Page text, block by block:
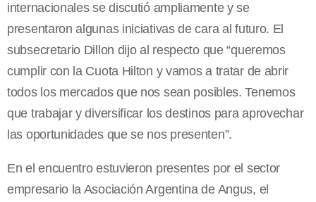
internacionales se discutió ampliamente y se
presentaron algunas iniciativas de cara al futuro. El
subsecretario Dillon dijo al respecto que “queremos
cumplir con la Cuota Hilton y vamos a tratar de abrir
todos los mercados que nos sean posibles. Tenemos
que trabajar y diversificar los destinos para aprovechar
las oportunidades que se nos presenten”.
En el encuentro estuvieron presentes por el sector
empresario la Asociación Argentina de Angus, el